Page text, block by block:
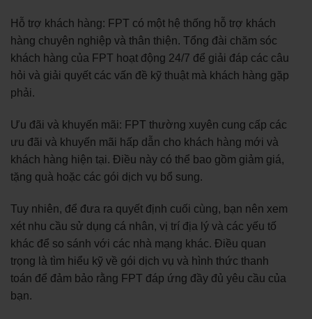
Hỗ trợ khách hàng: FPT có một hệ thống hỗ trợ khách
hàng chuyên nghiệp và thân thiện. Tổng đài chăm sóc
khách hàng của FPT hoạt động 24/7 để giải đáp các câu
hỏi và giải quyết các vấn đề kỹ thuật mà khách hàng gặp
phải.
Ưu đãi và khuyến mãi: FPT thường xuyên cung cấp các
ưu đãi và khuyến mãi hấp dẫn cho khách hàng mới và
khách hàng hiện tại. Điều này có thể bao gồm giảm giá,
tặng quà hoặc các gói dịch vụ bổ sung.
Tuy nhiên, để đưa ra quyết định cuối cùng, bạn nên xem
xét nhu cầu sử dụng cá nhân, vị trí địa lý và các yếu tố
khác để so sánh với các nhà mạng khác. Điều quan
trọng là tìm hiểu kỹ về gói dịch vụ và hình thức thanh
toán để đảm bảo rằng FPT đáp ứng đầy đủ yêu cầu của
bạn.